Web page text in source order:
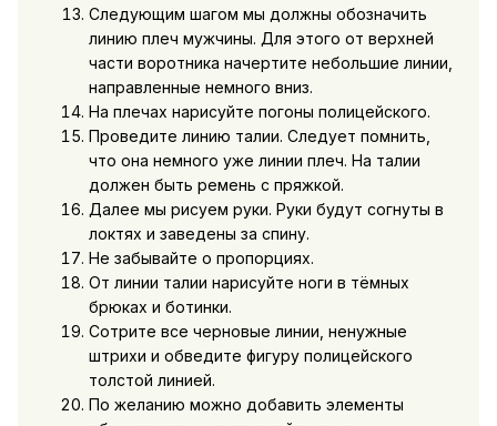
Следующим шагом мы должны обозначить
линию плеч мужчины. Для этого от верхней
части воротника начертите небольшие линии,
направленные немного вниз.
На плечах нарисуйте погоны полицейского.
Проведите линию талии. Следует помнить,
что она немного уже линии плеч. На талии
должен быть ремень с пряжкой.
Далее мы рисуем руки. Руки будут согнуты в
локтях и заведены за спину.
Не забывайте о пропорциях.
От линии талии нарисуйте ноги в тёмных
брюках и ботинки.
Сотрите все черновые линии, ненужные
штрихи и обведите фигуру полицейского
толстой линией.
По желанию можно добавить элементы